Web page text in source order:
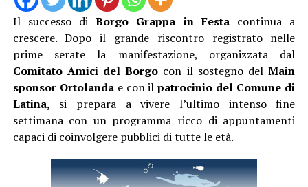
Il successo diBorgo Grappa in Festacontinua a
crescere. Dopo il grande riscontro registrato nelle
prime serate la manifestazione, organizzata dal
Comitato Amici del Borgo con il sostegno delMain
sponsor Ortolandae con ilpatrocinio del Comune di
Latina, si prepara a vivere l’ultimo intenso fine
settimana con un programma ricco di appuntamenti
capaci di coinvolgere pubblici di tutte le età.